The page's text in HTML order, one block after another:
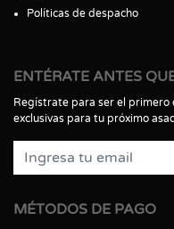
Políticas de despacho
ENTÉRATE ANTES
Regístrate para ser el
exclusivas para tu próximo
MÉTODOS DE PAGO